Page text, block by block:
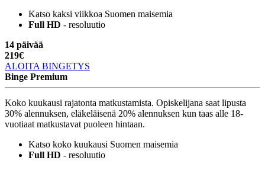
Katso kaksi viikkoa Suomen maisemia
Full HD - resoluutio
14 päivää
219€
ALOITA BINGETYS
Binge Premium
Koko kuukausi rajatonta matkustamista. Opiskelijana saat lipusta
30% alennuksen, eläkeläisenä 20% alennuksen kun taas alle 18-
vuotiaat matkustavat puoleen hintaan.
Katso koko kuukausi Suomen maisemia
Full HD - resoluutio